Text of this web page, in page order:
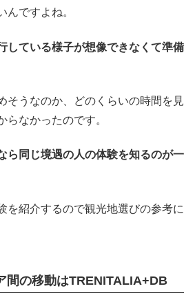
んですよね。
している様子が想像できなくて準備
そうなのか、どのくらいの時間を見
らなかったのです。
ら同じ境遇の人の体験を知るのが一
を紹介するので観光地選びの参考に
間の移動はTRENITALIA+DB